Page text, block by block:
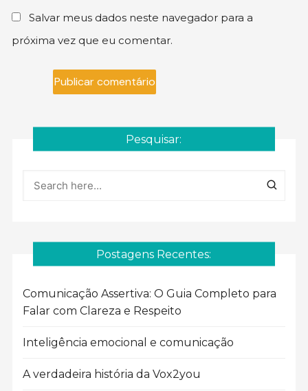
Salvar meus dados neste navegador para a
próxima vez que eu comentar.
Pesquisar:
Postagens Recentes:
Comunicação Assertiva: O Guia Completo para
Falar com Clareza e Respeito
Inteligência emocional e comunicação
A verdadeira história da Vox2you